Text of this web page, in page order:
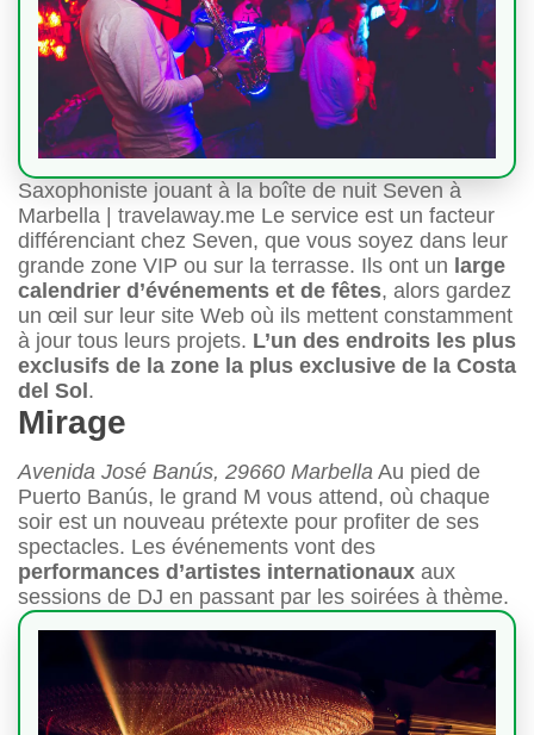
Saxophoniste jouant à la boîte de nuit Seven à
Marbella | travelaway.me Le service est un facteur
différenciant chez Seven, que vous soyez dans leur
grande zone VIP ou sur la terrasse. Ils ont un large
calendrier d’événements et de fêtes, alors gardez
un œil sur leur site Web où ils mettent constamment
à jour tous leurs projets. L’un des endroits les plus
exclusifs de la zone la plus exclusive de la Costa
del Sol .
Mirage
Avenida José Banús, 29660 Marbella Au pied de
Puerto Banús, le grand M vous attend, où chaque
soir est un nouveau prétexte pour profiter de ses
spectacles. Les événements vont des
performances d’artistes internationaux aux
sessions de DJ en passant par les soirées à thème.